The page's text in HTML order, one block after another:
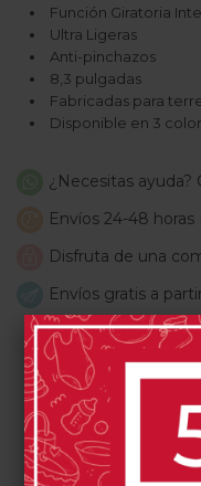
Función Giratoria
Ultra Ligeras
Anti-pinchazos
8,3 pulgadas
Fabricadas para
Disponible en 3
¿Necesitas ayuda?
Envíos 24-48
Disfruta de una
Envíos gratis a